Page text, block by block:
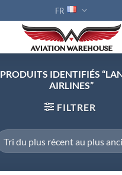
FR
PRODUITS IDENTIFIÉS
AIRLINES”
FILTRER